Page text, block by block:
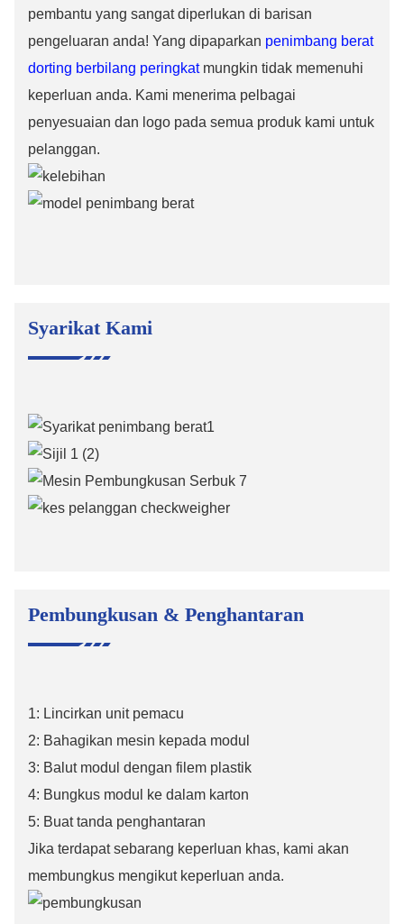
pembantu yang sangat diperlukan di barisan
pengeluaran anda! Yang dipaparkan penimbang berat
dorting berbilang peringkatmungkin tidak memenuhi
keperluan anda. Kami menerima pelbagai
penyesuaian dan logo pada semua produk kami untuk
pelanggan.
Syarikat Kami
Pembungkusan & Penghantaran
1: Lincirkan unit pemacu
2: Bahagikan mesin kepada modul
3: Balut modul dengan filem plastik
4: Bungkus modul ke dalam karton
5: Buat tanda penghantaran
Jika terdapat sebarang keperluan khas, kami akan
membungkus mengikut keperluan anda.